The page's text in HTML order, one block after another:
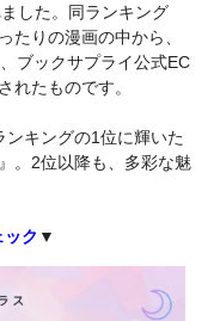
した。同ランキング
たりの漫画の中から、
ブックサプライ公式EC
れたものです。
キングの1位に輝いた
。2位以降も、多彩な魅
ク ▼